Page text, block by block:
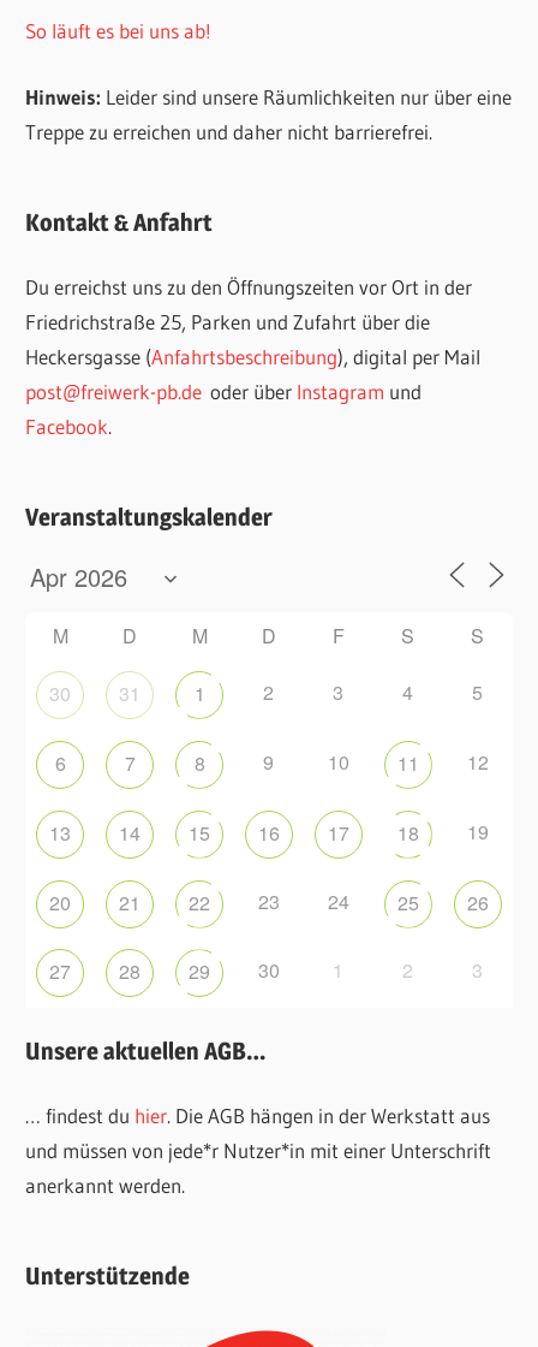
So läuft es bei uns ab!
Hinweis: Leider sind unsere Räumlichkeiten nur über eine
Treppe zu erreichen und daher nicht barrierefrei.
Kontakt & Anfahrt
Du erreichst uns zu den Öffnungszeiten vor Ort in der
Friedrichstraße 25, Parken und Zufahrt über die
Heckersgasse (Anfahrtsbeschreibung), digital per Mail
post@freiwerk-pb.de oder über Instagram und
Facebook.
Veranstaltungskalender
M D M D F S S
30 31 1 2 3 4 5
6 7 8 9 10 11 12
13 14 15 16 17 18 19
20 21 22 23 24 25 26
27 28 29 30 1 2 3
Unsere aktuellen AGB…
… findest du hier. Die AGB hängen in der Werkstatt aus
und müssen von jede*r Nutzer*in mit einer Unterschrift
anerkannt werden.
Unterstützende